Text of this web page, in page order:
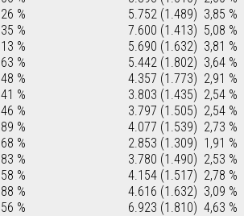
% 5.752 (1.489) 3,85 %
% 7.600 (1.413) 5,08 %
% 5.690 (1.632) 3,81 %
% 5.442 (1.802) 3,64 %
% 4.357 (1.773) 2,91 %
% 3.803 (1.435) 2,54 %
% 3.797 (1.505) 2,54 %
% 4.077 (1.539) 2,73 %
% 2.853 (1.309) 1,91 %
% 3.780 (1.490) 2,53 %
% 4.154 (1.517) 2,78 %
% 4.616 (1.632) 3,09 %
% 6.923 (1.810) 4,63 %